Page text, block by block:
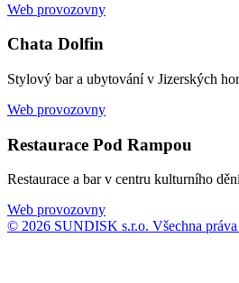
Web provozovny
Chata Dolfin
Stylový bar a ubytování v Jizerských
Web provozovny
Restaurace Pod Rampou
Restaurace a bar v centru kulturního
Web provozovny
© 2026 SUNDISK s.r.o. Všechna práva